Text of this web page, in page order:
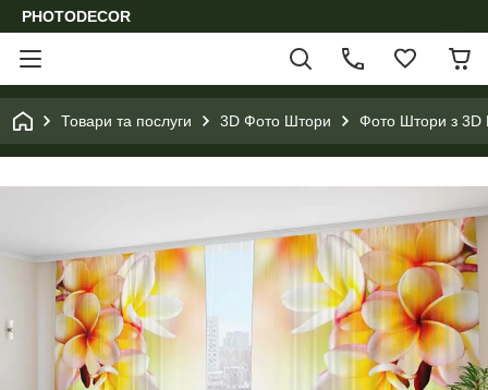
PHOTODECOR
Товари та послуги 3D Фото Штори Фото Штори з 3D